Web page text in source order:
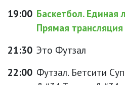
19:00 Баскетбол. Единая
Прямая трансляция
21:30 Это Футзал
22:00 Футзал. Бетсити